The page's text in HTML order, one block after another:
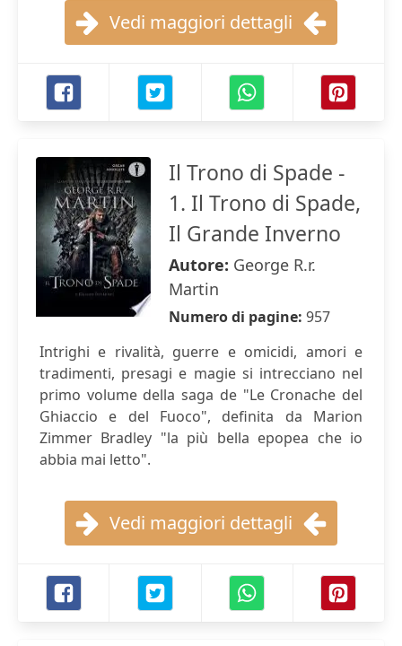
Vedi maggiori dettagli
Il Trono di Spade -
1. Il Trono di Spade,
Il Grande Inverno
Autore: George R.r.
Martin
Numero di pagine: 957
Intrighi e rivalità, guerre e omicidi, amori e
tradimenti, presagi e magie si intrecciano nel
primo volume della saga de "Le Cronache del
Ghiaccio e del Fuoco", definita da Marion
Zimmer Bradley "la più bella epopea che io
abbia mai letto".
Vedi maggiori dettagli